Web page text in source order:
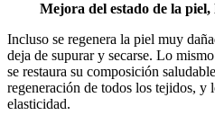
Mejora del estado de la piel,
Incluso se regenera la piel muy
deja de supurar y secarse. Lo
se restaura su composición
regeneración de todos los tejidos, y
elasticidad.